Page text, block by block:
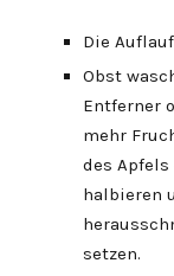
Die
Obst
Entferner
mehr
des
halbieren
setzen.